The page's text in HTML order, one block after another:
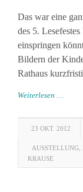
Das war eine
des 5.
einspringen
Bildern der
Rathaus
Weiterlesen …
23 OKT. 2012
AUSSTELLUNG
KRAUSE